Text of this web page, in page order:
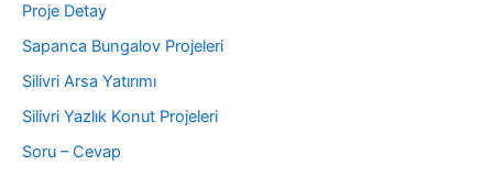
Proje Detay
Sapanca Bungalov Projeleri
Silivri Arsa Yatırımı
Silivri Yazlık Konut Projeleri
Soru – Cevap